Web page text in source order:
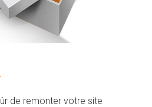
de remonter votre site